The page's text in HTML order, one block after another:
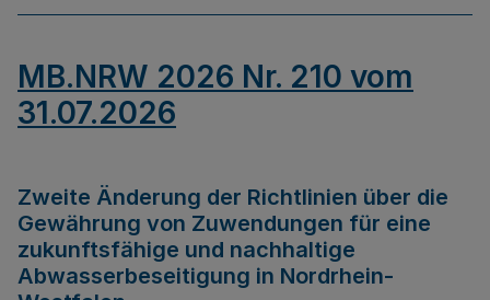
MB.NRW 2026 Nr. 210 vom
31.07.2026
Zweite Änderung der Richtlinien über die
Gewährung von Zuwendungen für eine
zukunftsfähige und nachhaltige
Abwasserbeseitigung in Nordrhein-